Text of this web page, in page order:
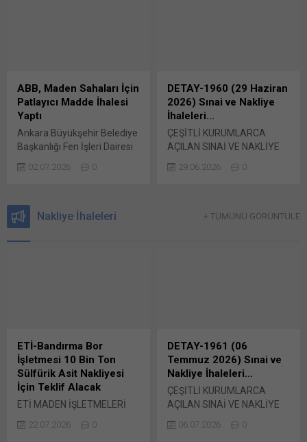
YPL-3 Tekerlek Torna
Cihazının Halkalı’dan
Kapıkule Araç Bakım
Kompleksine Nakli, Montajı,
Saha Hazırlığı, Elektrik
Bağlantıları, Devreye
Alınması ve Çalışır Vaziyette
kullanılmak üzere
2026/931690 İKN numaralı
dosya konusu 7 Kalem
Ateşleme Sistemleri Mal
Alım için...
ABB, Maden Sahaları İçin
Patlayıcı Madde İhalesi
Yaptı
Ankara Büyükşehir Belediye
Başkanlığı Fen İşleri Dairesi
günlerde duyurusu yapılan
kullanılmak üzere
2026/931690 İKN numaralı
dosya konusu 7 Kalem
aldığı bilgiye göre,...
02.07.2026 0
DETAY-1960 (29 Haziran
2026) Sınai ve Nakliye
İhaleleri…
ÇEŞİTLİ KURUMLARCA
AÇILAN SINAİ VE NAKLİYE
ASİT ALACAK Türkiye Şeker
2026/1114825 İKN numaralı
29.06.2026 0
Nakliye İhaleleri + TÜMÜNÜ GÖRÜNTÜLE
ETİ-Bandırma Bor
İşletmesi 10 Bin Ton
Sülfürik Asit Nakliyesi
İçin Teklif Alacak
ETİ MADEN İŞLETMELERİ
FABRİKALARI İŞLETME
22.07.2026 0
DETAY-1961 (06
Temmuz 2026) Sınai ve
Nakliye İhaleleri…
ÇEŞİTLİ KURUMLARCA
AÇILAN SINAİ VE NAKLİYE
SAHALARI İÇİN PATLAYICI
06.07.2026 0